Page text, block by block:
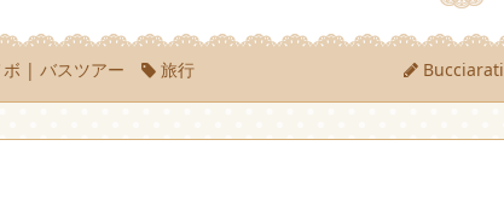
|バスツアー 旅行 Bucciarati